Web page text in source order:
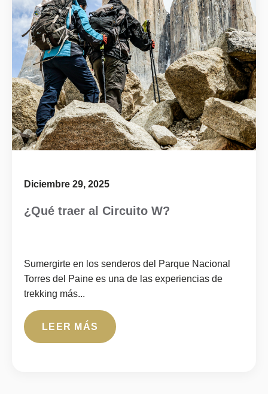
Diciembre 29, 2025
¿Qué traer al Circuito W?
Sumergirte en los senderos del Parque Nacional
Torres del Paine es una de las experiencias de
trekking más...
LEER MÁS